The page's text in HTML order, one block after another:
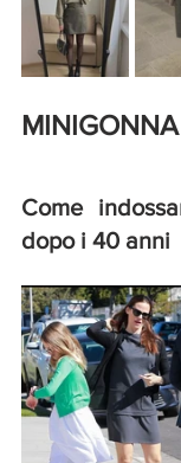
Come
dopo i 40 anni